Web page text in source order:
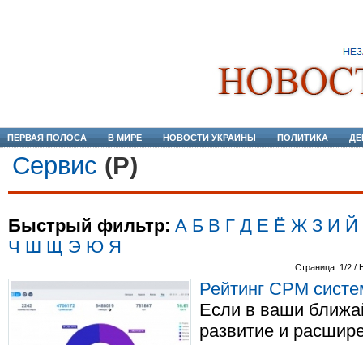
ПЕРВАЯ ПОЛОСА В МИРЕ НОВОСТИ УКРАИНЫ ПОЛИТИКА
Сервис (Р)
Быстрый фильтр: А Б В Г Д Е Ё Ж З И Й
Ч Ш Щ Э Ю Я
Страница: 1/2 /
Рейтинг СРМ
Если в ваши
развитие и